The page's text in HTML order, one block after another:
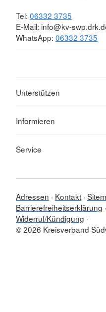
Tel: 06332 3735
E-Mail: info@kv-
WhatsApp: 06332 3735
Unterstützen
Informieren
Service
Adressen Kontakt
Barrierefreiheitserklärung
Widerruf/Kündigung
© 2026 Kreisverband